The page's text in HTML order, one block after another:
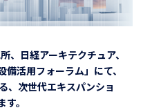
、日経アーキテクチュア、
活用フォーラム」にて、
、次世代エキスパンショ
。